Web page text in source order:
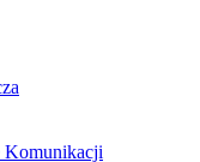
Komunikacji